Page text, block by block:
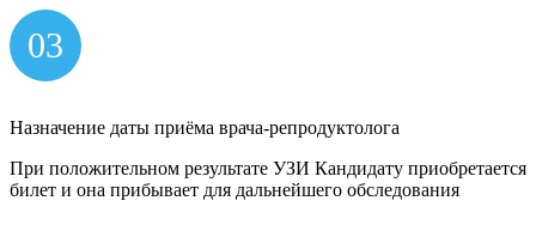
03
Назначение даты приёма врача-репродуктолога
При положительном результате УЗИ Кандидату приобретается
билет и она прибывает для дальнейшего обследования